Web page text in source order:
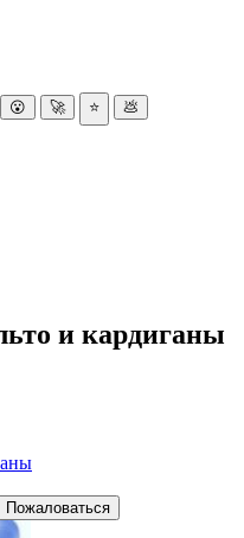
😮 🚀 ⭐ 💩
и кардиганы
Пожаловаться